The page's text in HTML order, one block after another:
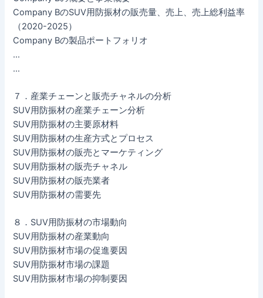
Company BのSUV用防振材の販売量、売上、売上総利益率
（2020-2025）
Company Bの製品ポートフォリオ
…
…
７．産業チェーンと販売チャネルの分析
SUV用防振材の産業チェーン分析
SUV用防振材の主要原材料
SUV用防振材の生産方式とプロセス
SUV用防振材の販売とマーケティング
SUV用防振材の販売チャネル
SUV用防振材の販売業者
SUV用防振材の需要先
８．SUV用防振材の市場動向
SUV用防振材の産業動向
SUV用防振材市場の促進要因
SUV用防振材市場の課題
SUV用防振材市場の抑制要因